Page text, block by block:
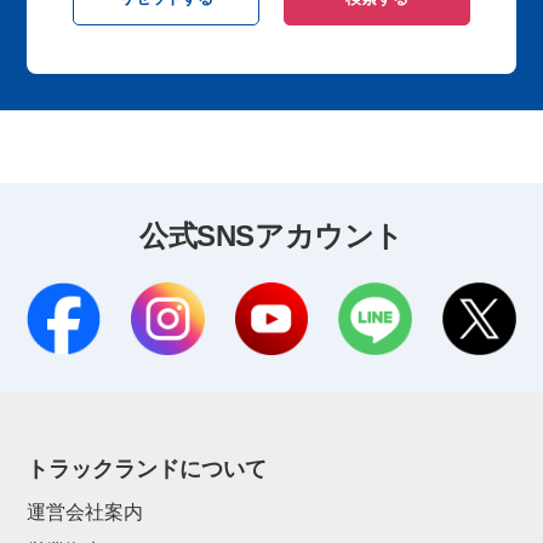
公式SNSアカウント
トラックランドについて
運営会社案内